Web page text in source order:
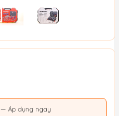
— Áp dụng ngay